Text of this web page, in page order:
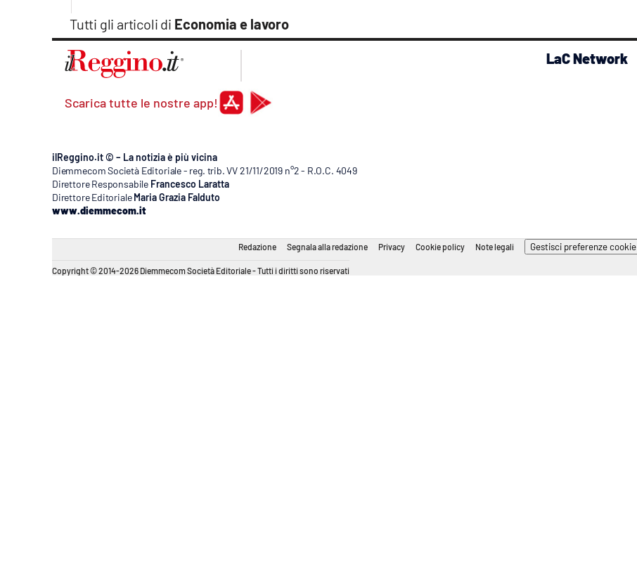
Tutti gli articoli di Economia e lavoro
Scarica tutte le nostre app!
LaC Network
ilReggino.it © – La notizia è più vicina
Diemmecom Società Editoriale - reg. trib. VV 21/11/2019 n°2 - R.O.C. 4049
Direttore Responsabile Francesco Laratta
Direttore Editoriale Maria Grazia Falduto
www.diemmecom.it
Redazione Segnala alla redazione Privacy Cookie policy Note legali Gestisci preferenze cookie
Copyright © 2014-2026 Diemmecom Società Editoriale - Tutti i diritti sono riservati